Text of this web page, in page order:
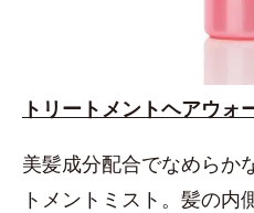
トリートメントヘアウォ
美髪成分配合でなめらか
トメントミスト。髪の内